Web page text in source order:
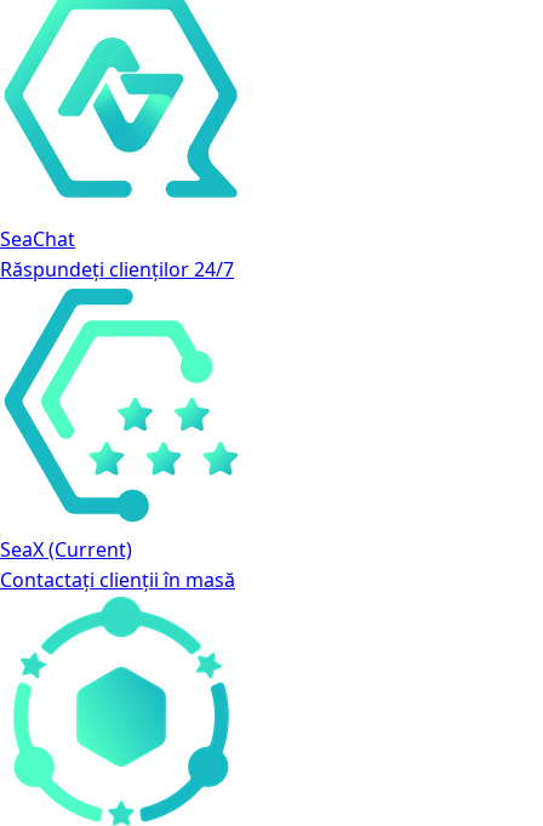
SeaChat
Răspundeți clienților 24/7
SeaX(Current)
Contactați clienții în masă